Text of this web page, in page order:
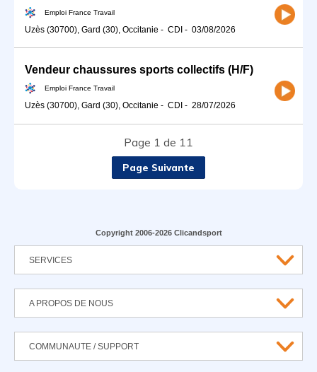
Emploi France Travail
Uzès (30700), Gard (30), Occitanie - CDI - 03/08/2026
Vendeur chaussures sports collectifs (H/F)
Emploi France Travail
Uzès (30700), Gard (30), Occitanie - CDI - 28/07/2026
Page 1 de 11
Page Suivante
Copyright 2006-2026 Clicandsport
SERVICES
A PROPOS DE NOUS
COMMUNAUTE / SUPPORT